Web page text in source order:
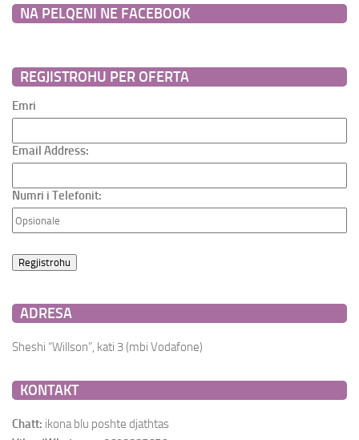
NA PELQENI NE FACEBOOK
REGJISTROHU PER OFERTA
Emri
Email Address:
Numri i Telefonit:
ADRESA
Sheshi “Willson”, kati 3 (mbi Vodafone)
KONTAKT
Chatt: ikona blu poshte djathtas